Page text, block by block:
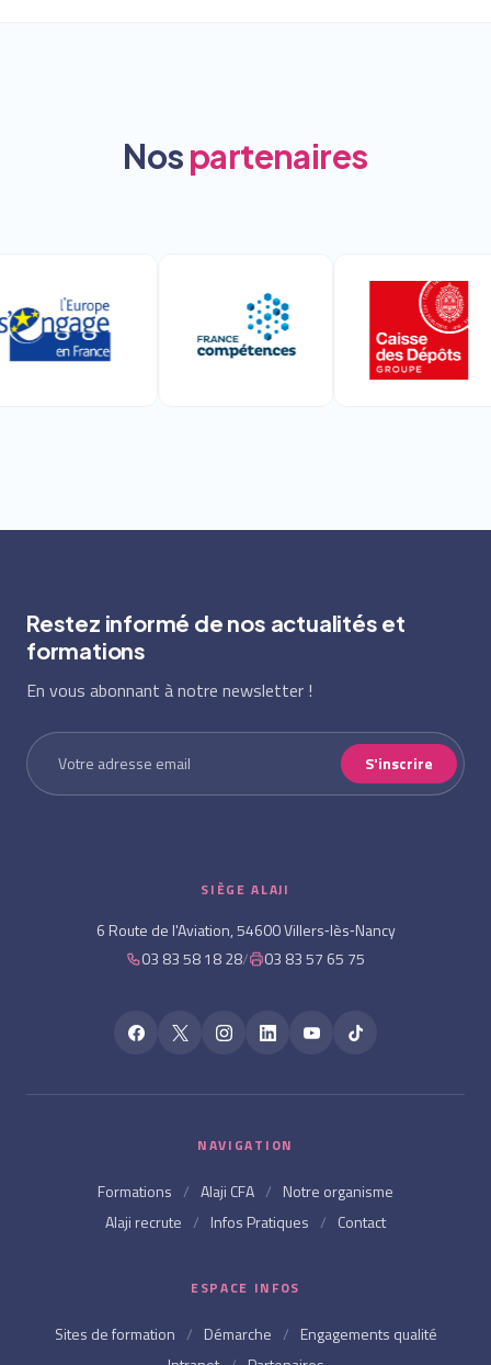
Nospartenaires
Restez informé de nos actualités et
formations
En vous abonnant à notre newsletter !
S'inscrire
SIÈGE ALAJI
6 Route de l'Aviation, 54600 Villers‑lès‑Nancy
03 83 58 18 28/ 03 83 57 65 75
NAVIGATION
Formations / Alaji CFA / Notre organisme
Alaji recrute / Infos Pratiques / Contact
ESPACE INFOS
Sites de formation / Démarche / Engagements qualité